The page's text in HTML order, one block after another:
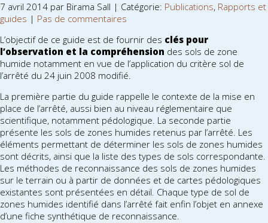
7 avril 2014 par Birama Sall | Catégorie: Publications, Rapports et
guides | Pas de commentaires
L’objectif de ce guide est de fournir des clés pour
l’observation et la compréhension des sols de zone
humide notamment en vue de l’application du critère sol de
l’arrêté du 24 juin 2008 modifié.
La première partie du guide rappelle le contexte de la mise en
place de l’arrêté, aussi bien au niveau réglementaire que
scientifique, notamment pédologique. La seconde partie
présente les sols de zones humides retenus par l’arrêté. Les
éléments permettant de déterminer les sols de zones humides
sont décrits, ainsi que la liste des types de sols correspondante.
Les méthodes de reconnaissance des sols de zones humides
sur le terrain ou à partir de données et de cartes pédologiques
existantes sont présentées en détail. Chaque type de sol de
zones humides identifié dans l’arrêté fait enfin l’objet en annexe
d’une fiche synthétique de reconnaissance.